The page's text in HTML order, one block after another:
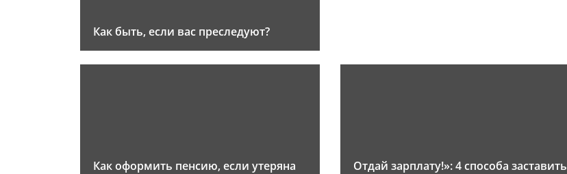
Как быть, если вас преследуют?
Как оформить пенсию, если утеряна
Отдай зарплату!»: 4 способа заставить